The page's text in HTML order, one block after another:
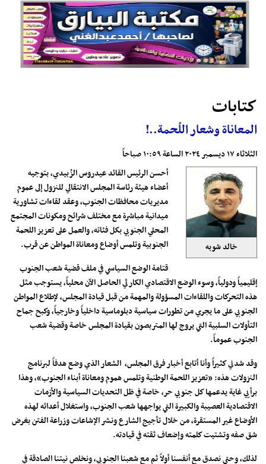
كتابات
المعاناة وشعار اللُحمة..!
الثلاثاء ١٧ ديسمبر ٢٠٢٤ الساعة ١٠:٥٩ صباحاً
خالد شوبه
أحسن الرئيس القائد عيدروس الزُبيدي، بتوجيه
أعضاء هيئة رئاسة المجلس الانتقالي للنزول إلى عموم
مديريات محافظات الجنوب، وعقد لقاءات تشاورية
ميدانية مباشرة مع مختلف شرائح ومكونات المجتمع
المحلي الجنوبي بكل فئاته، والعمل على تعزيز اللحمة
الجنوبية وتلمس أوضاع ومعاناة المواطن عن قرب.
قتامة الوضع السياسي في ملف قضية شعب الجنوب
إقليمياً ودولياً، وسوء الوضع الاقتصادي الكارثي الحاصل الآن محلياً، يستوجب مثل
هذه التحركات واللقاءات المسؤولة والمهمة من قبل قيادة المجلس، لإطلاع المواطن
الجنوبي على ما يجري من تطورات سياسية دبلوماسية داخلياً وخارجياً، وكبح جماح
التأولات السلبية التي يروج لها المتربصون بقيادة المجلس خاصة وقضية شعب
الجنوب عموماً.
وقد شدني كثيراً وأنا أتابع أخبار فرق المجلس، الشعار الذي وضع هدفاً لبرنامج
النزولات هذه: «تعزيز اللحمة الوطنية وتلمس هموم ومعاناة أبناء الجنوب»، وهذا
برأيي غاية يدعمها كل جنوبي حر، خاصة في ظل التحديات السياسية والأزمات
الاقتصادية العصيبة والكبيرة التي يواجهها شعب الجنوب، واستغلال أعدائه لهذه
الأوضاع غير المستقرة، من خلال تأجيج الشارع ونشر الإشاعات وزراعة الفتن بغرض
شق صفه وتشتيت كلمته وإضعاف ثقته في قيادته.
لذلك، وحتى نصدق مع أنفسنا أولاً ثم مع شعبنا الجنوبي، ونخلص نيتنا الصادقة في